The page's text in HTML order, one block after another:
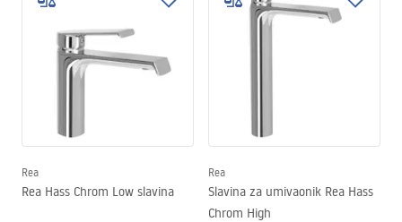
Rea
Rea Hass Chrom Low slavina
Rea
Slavina za umivaonik Rea Hass
Chrom High